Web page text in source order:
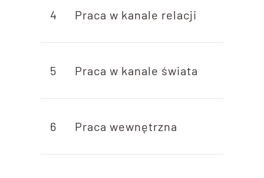
4 Praca w kanale relacji
5 Praca w kanale świata
6 Praca wewnętrzna